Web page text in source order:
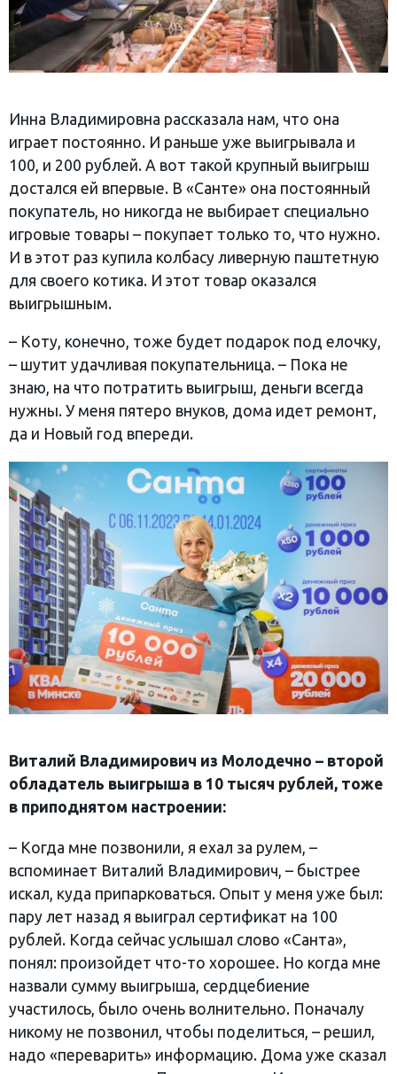
Инна Владимировна рассказала нам, что она
играет постоянно. И раньше уже выигрывала и
100, и 200 рублей. А вот такой крупный выигрыш
достался ей впервые. В «Санте» она постоянный
покупатель, но никогда не выбирает специально
игровые товары – покупает только то, что нужно.
И в этот раз купила колбасу ливерную паштетную
для своего котика. И этот товар оказался
выигрышным.
– Коту, конечно, тоже будет подарок под елочку,
– шутит удачливая покупательница. – Пока не
знаю, на что потратить выигрыш, деньги всегда
нужны. У меня пятеро внуков, дома идет ремонт,
да и Новый год впереди.
Виталий Владимирович из Молодечно – второй
обладатель выигрыша в 10 тысяч рублей, тоже
в приподнятом настроении:
– Когда мне позвонили, я ехал за рулем, –
вспоминает Виталий Владимирович, – быстрее
искал, куда припарковаться. Опыт у меня уже был:
пару лет назад я выиграл сертификат на 100
рублей. Когда сейчас услышал слово «Санта»,
понял: произойдет что-то хорошее. Но когда мне
назвали сумму выигрыша, сердцебиение
участилось, было очень волнительно. Поначалу
никому не позвонил, чтобы поделиться, – решил,
надо «переварить» информацию. Дома уже сказал